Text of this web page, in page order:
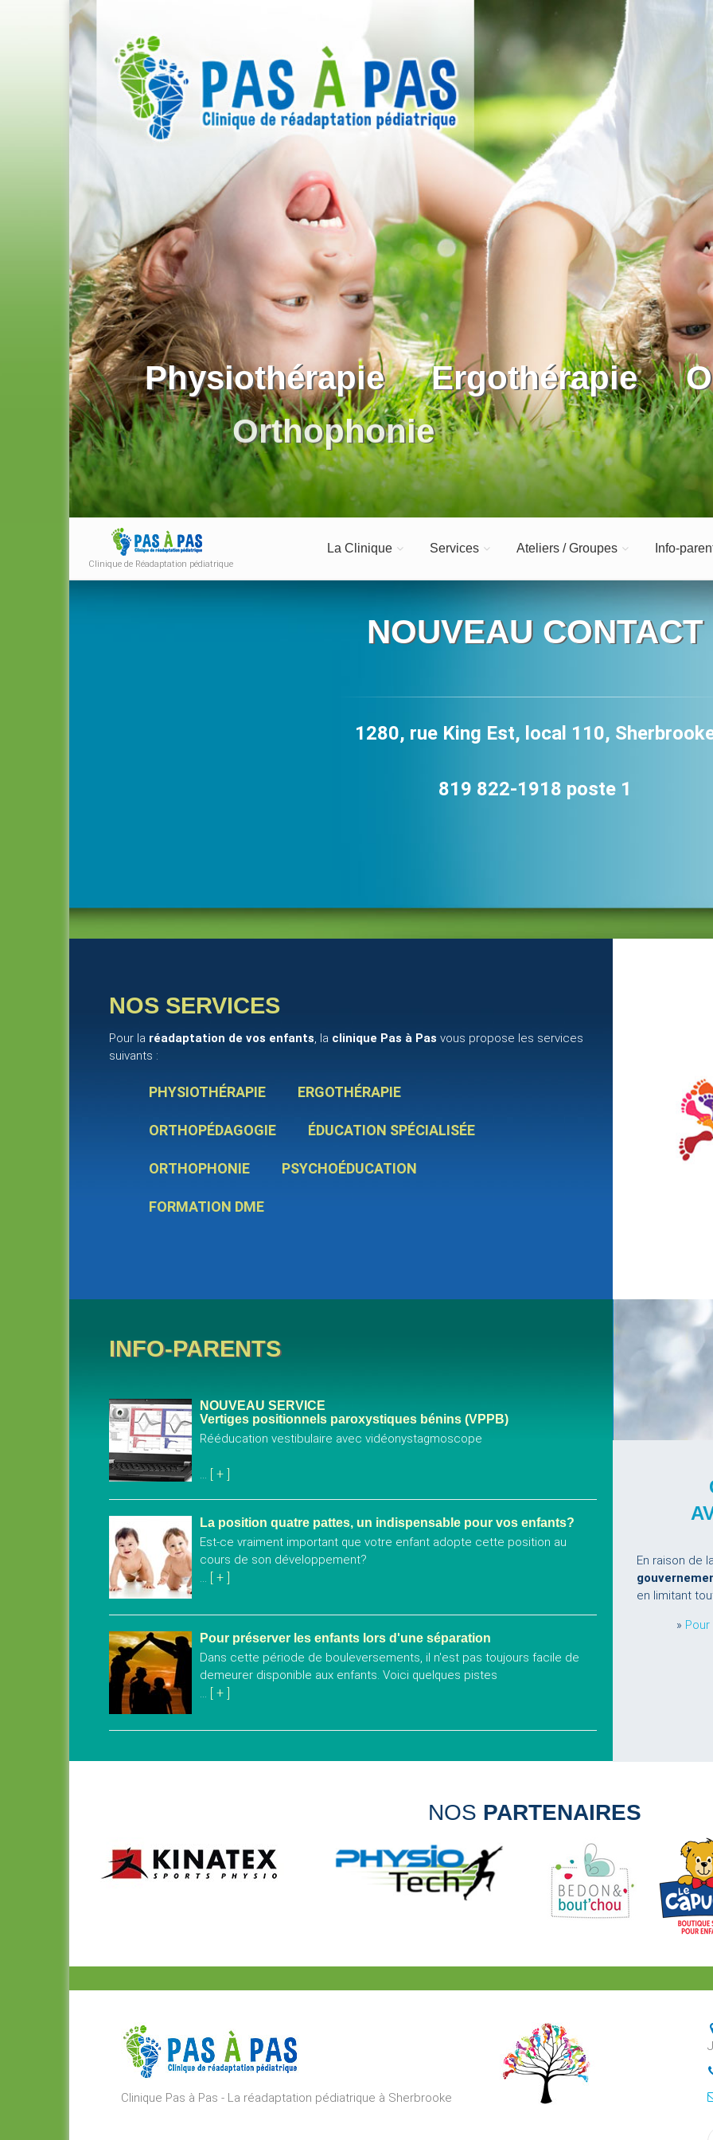
Physiothérapie Ergothérapie
Orthophonie
Clinique de Réadaptation pédiatrique
La Clinique Services Ateliers / Groupes Info-
NOUVEAU CONTACT
1280, rue King Est, local 110,
819 822-1918 poste 1
NOS SERVICES
Pour la réadaptation de vos enfants, la clinique Pas à Pas vous propose les services
suivants :
PHYSIOTHÉRAPIE ERGOTHÉRAPIE
ORTHOPÉDAGOGIE ÉDUCATION SPÉCIALISÉE
ORTHOPHONIE PSYCHOÉDUCATION
FORMATION DME
INFO-PARENTS
NOUVEAU SERVICE
Vertiges positionnels paroxystiques bénins (VPPB)
Rééducation vestibulaire avec vidéonystagmoscope
... [ + ]
La position quatre pattes, un indispensable pour vos enfants?
Est-ce vraiment important que votre enfant adopte cette position au
cours de son développement?
...
[ + ]
Pour préserver les enfants lors d'une séparation
Dans cette période de bouleversements, il n'est pas toujours facile de
demeurer disponible aux enfants. Voici quelques pistes
...
[ + ]
En raison de
en limitant
»
NOS PARTENAIRES
Clinique Pas à Pas - La réadaptation pédiatrique à Sherbrooke